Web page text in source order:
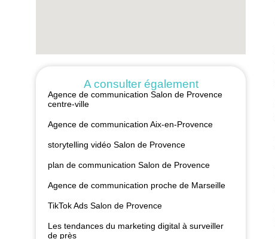
A consulter également
Agence de communication Salon de Provence
centre-ville
Agence de communication Aix-en-Provence
storytelling vidéo Salon de Provence
plan de communication Salon de Provence
Agence de communication proche de Marseille
TikTok Ads Salon de Provence
Les tendances du marketing digital à surveiller
de près